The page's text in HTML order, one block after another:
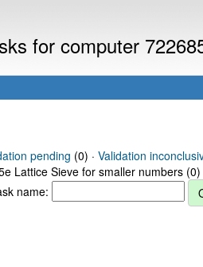
for computer
pending (0) · Validation
Lattice Sieve for smaller numbers (0)
name: